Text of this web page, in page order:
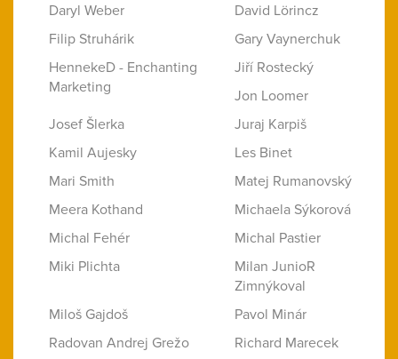
Daryl Weber
David Lörincz
Filip Struhárik
Gary Vaynerchuk
HennekeD - Enchanting
Marketing
Jiří Rostecký
Jon Loomer
Josef Šlerka
Juraj Karpiš
Kamil Aujesky
Les Binet
Mari Smith
Matej Rumanovský
Meera Kothand
Michaela Sýkorová
Michal Fehér
Michal Pastier
Miki Plichta
Milan JunioR
Zimnýkoval
Miloš Gajdoš
Pavol Minár
Radovan Andrej Grežo
Richard Marecek